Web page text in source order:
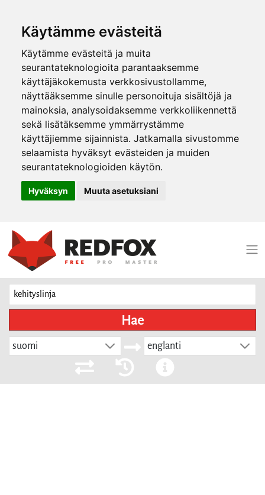
Käytämme evästeitä
Käytämme evästeitä ja muita
seurantateknologioita parantaaksemme
käyttäjäkokemusta verkkosivustollamme,
näyttääksemme sinulle personoituja sisältöjä ja
mainoksia, analysoidaksemme verkkoliikennettä
sekä lisätäksemme ymmärrystämme
käyttäjiemme sijainnista. Jatkamalla sivustomme
selaamista hyväksyt evästeiden ja muiden
seurantateknologioiden käytön.
Hyväksyn Muuta asetuksiani
Hae
suomi englanti